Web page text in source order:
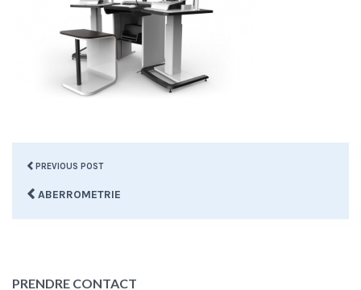
PREVIOUS POST
ABERROMETRIE
PRENDRE CONTACT